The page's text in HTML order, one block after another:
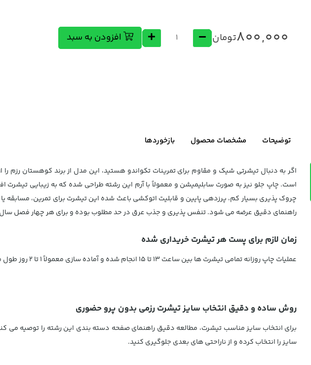
800,000تومان افزودن به سبد
توضیحات مشخصات محصول بازخوردها
اگر به دنبال تیشرتی شیک و مقاوم برای تمرینات تکواندو هستید، این مدل از برند کوهستان رزم
است. چاپ جلو نیز به صورت سابلیمیشن و معمولاً با آرم این رشته طراحی شده که به زیبایی
راهنمای دقیق عرضه می شود. تنفس پذیری و جذب عرق در حد مطلوب بوده و برای هر چهار فصل سال
زمان لازم برای پست هر تیشرت خریداری شده
عملیات چاپ روزانه تمامی تیشرت ها بین ساعت ۱۳ تا ۱۵ انجام شده و آماده سازی معمولاً ۱ تا ۲ روز طول می کشد.
روش ساده و دقیق انتخاب سایز تیشرت رزمی بدون پرو حضوری
برای انتخاب سایز مناسب تیشرت، مطالعه دقیق راهنمای صفحه دسته بندی این رشته را توصیه
سایز را انتخاب کرده و از ناراحتی های بعدی جلوگیری کنید.